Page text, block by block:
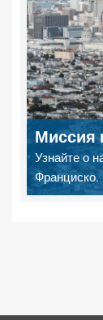
Миссия
Узнайте о
Франциско.